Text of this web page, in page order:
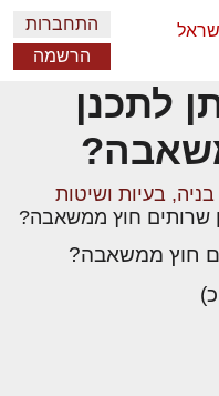
התחברות
הרשמה
לתכנן
בניה, בעיות ושיטות
שרותים חוץ ממשאבה?
חוץ ממשאבה?